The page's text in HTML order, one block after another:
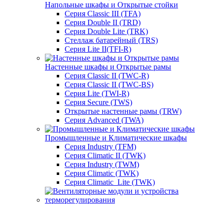
Напольные шкафы и Открытые стойки
Серия Classic III (TFA)
Серия Double II (TRD)
Серия Double Lite (TRK)
Стеллаж батарейный (TRS)
Серия Lite II(TFI-R)
Настенные шкафы и Открытые рамы
Серия Classic II (TWC-R)
Серия Classic II (TWC-BS)
Серия Lite (TWI-R)
Серия Secure (TWS)
Открытые настенные рамы (TRW)
Серия Advanced (TWA)
Промышленные и Климатические шкафы
Серия Industry (TFM)
Серия Climatic II (TWK)
Серия Industry (TWM)
Серия Climatic (TWK)
Серия Climatic_Lite (TWK)